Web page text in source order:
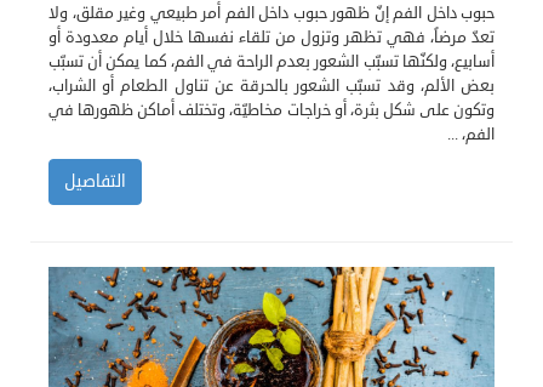
حبوب داخل الفم إنّ ظهور حبوب داخل الفم أمر طبيعي وغير مقلق، ولا
تعدّ مرضاً، فهي تظهر وتزول من تلقاء نفسها خلال أيام معدودة أو
أسابيع، ولكنّها تسبّب الشعور بعدم الراحة في الفم، كما يمكن أن تسبّب
بعض الألم، وقد تسبّب الشعور بالحرقة عن تناول الطعام أو الشراب،
وتكون على شكل بثرة، أو خراجات مخاطيّة، وتختلف أماكن ظهورها في
الفم، ...
التفاصيل